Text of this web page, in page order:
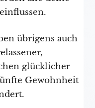
übrigens auch
glücklicher
Gewohnheit